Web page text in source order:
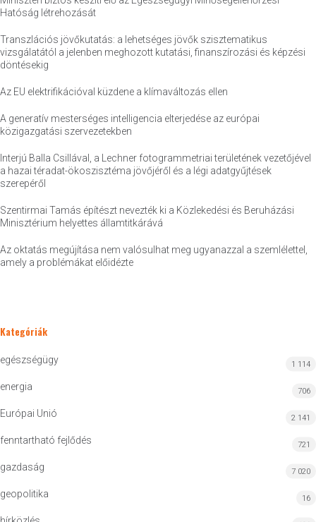
Hatóság létrehozását
Transzlációs jövőkutatás: a lehetséges jövők szisztematikus
vizsgálatától a jelenben meghozott kutatási, finanszírozási és képzési
döntésekig
Az EU elektrifikációval küzdene a klímaváltozás ellen
A generatív mesterséges intelligencia elterjedése az európai
közigazgatási szervezetekben
Interjú Balla Csillával, a Lechner fotogrammetriai területének vezetőjével
a hazai téradat-ökoszisztéma jövőjéről és a légi adatgyűjtések
szerepéről
Szentirmai Tamás építészt nevezték ki a Közlekedési és Beruházási
Minisztérium helyettes államtitkárává
Az oktatás megújítása nem valósulhat meg ugyanazzal a szemlélettel,
amely a problémákat előidézte
Kategóriák
egészségügy 1 114
energia 706
Európai Unió 2 141
fenntartható fejlődés 721
gazdaság 7 020
geopolitika 16